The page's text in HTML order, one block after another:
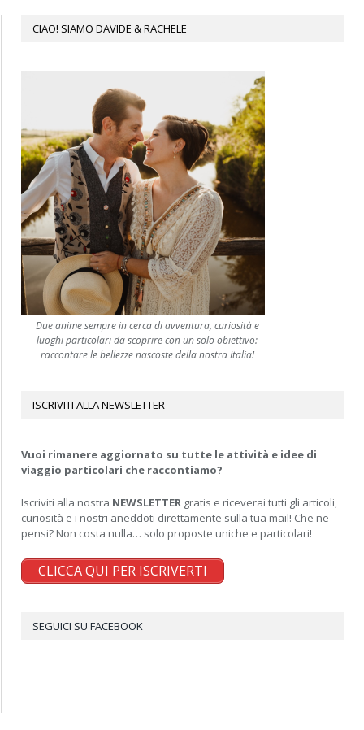
CIAO! SIAMO DAVIDE & RACHELE
Due anime sempre in cerca di avventura, curiosità e
luoghi particolari da scoprire con un solo obiettivo:
raccontare le bellezze nascoste della nostra Italia!
ISCRIVITI ALLA NEWSLETTER
Vuoi rimanere aggiornato su tutte le attività e idee di
viaggio particolari che raccontiamo?
Iscriviti alla nostra NEWSLETTER gratis e riceverai tutti gli articoli,
curiosità e i nostri aneddoti direttamente sulla tua mail! Che ne
pensi? Non costa nulla… solo proposte uniche e particolari!
CLICCA QUI PER ISCRIVERTI
SEGUICI SU FACEBOOK